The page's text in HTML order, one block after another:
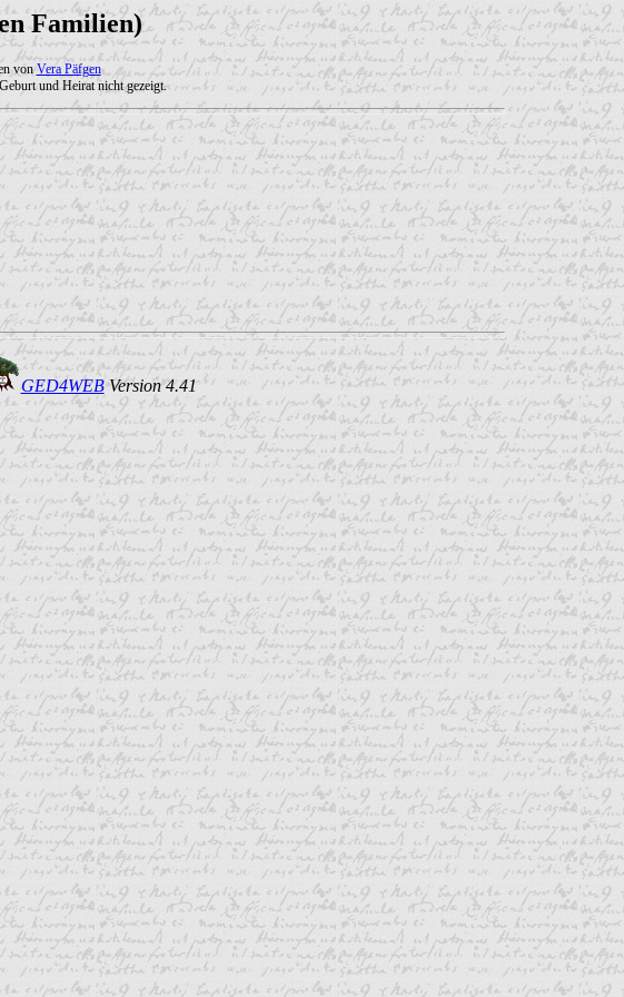
Familien)
vonVera Päfgen
und Heirat nicht gezeigt.
GED4WEBVersion 4.41